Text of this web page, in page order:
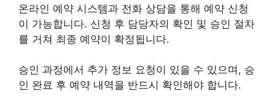
온라인 예약 시스템과 전화 상담을 통해 예약 신청
이 가능합니다. 신청 후 담당자의 확인 및 승인 절차
를 거쳐 최종 예약이 확정됩니다.
승인 과정에서 추가 정보 요청이 있을 수 있으며, 승
인 완료 후 예약 내역을 반드시 확인해야 합니다.